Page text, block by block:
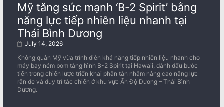
Mỹ tăng sức mạnh ‘B-2 Spirit’ bằng
năng lực tiếp nhiên liệu nhanh tại
Thái Bình Dương
July 14, 2026
Không quân Mỹ vừa trình diễn khả năng tiếp nhiên liệu nhanh cho
máy bay ném bom tàng hình B-2 Spirit tại Hawaii, đánh dấu bước
tiến trong chiến lược triển khai phân tán nhằm nâng cao năng lực
răn đe và duy trì tác chiến ở khu vực Ấn Độ Dương – Thái Bình
Dương.